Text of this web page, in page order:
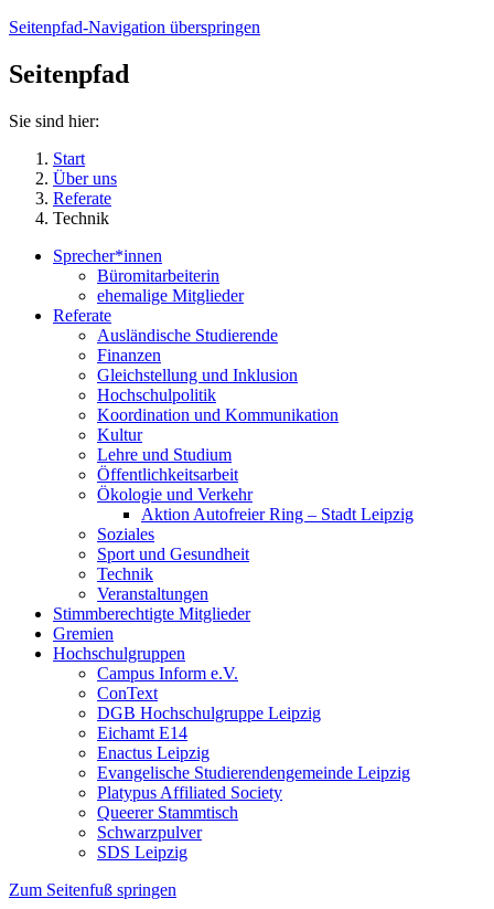
Seitenpfad-Navigation überspringen
Seitenpfad
Sie sind hier:
Start
Über uns
Referate
Technik
Sprecher*innen
Büromitarbeiterin
ehemalige Mitglieder
Referate
Ausländische Studierende
Finanzen
Gleichstellung und Inklusion
Hochschulpolitik
Koordination und Kommunikation
Kultur
Lehre und Studium
Öffentlichkeitsarbeit
Ökologie und Verkehr
Aktion Autofreier Ring – Stadt Leipzig
Soziales
Sport und Gesundheit
Technik
Veranstaltungen
Stimmberechtigte Mitglieder
Gremien
Hochschulgruppen
Campus Inform e.V.
ConText
DGB Hochschulgruppe Leipzig
Eichamt E14
Enactus Leipzig
Evangelische Studierendengemeinde Leipzig
Platypus Affiliated Society
Queerer Stammtisch
Schwarzpulver
SDS Leipzig
Zum Seitenfuß springen